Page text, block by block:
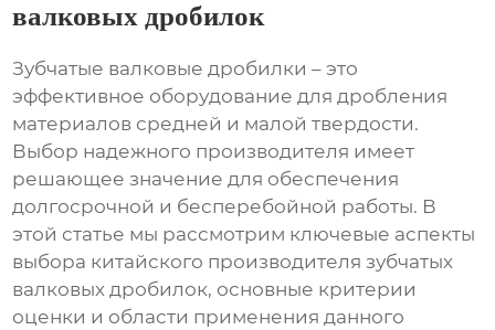
валковых дробилок
Зубчатые валковые дробилки – это
эффективное оборудование для дробления
материалов средней и малой твердости.
Выбор надежного производителя имеет
решающее значение для обеспечения
долгосрочной и бесперебойной работы. В
этой статье мы рассмотрим ключевые аспекты
выбора китайского производителя зубчатых
валковых дробилок, основные критерии
оценки и области применения данного